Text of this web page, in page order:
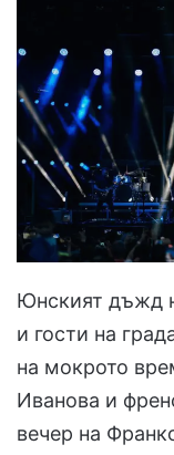
Юнският дъжд
и гости на
на мокрото
Иванова и
вечер на